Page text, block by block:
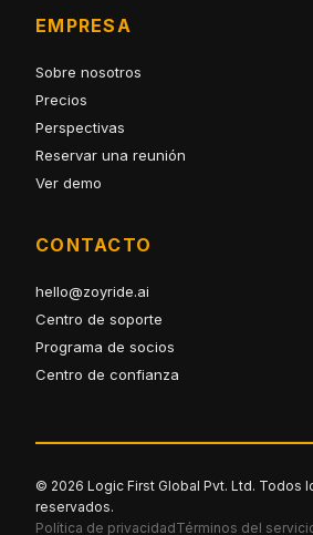
EMPRESA
Sobre nosotros
Precios
Perspectivas
Reservar una reunión
Ver demo
CONTACTO
hello@zoyride.ai
Centro de soporte
Programa de socios
Centro de confianza
© 2026 Logic First Global Pvt. Ltd. Todos
reservados.
Política de privacidadTérminos del